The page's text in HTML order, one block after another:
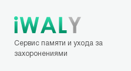
Сервис памяти и ухода за
захоронениями